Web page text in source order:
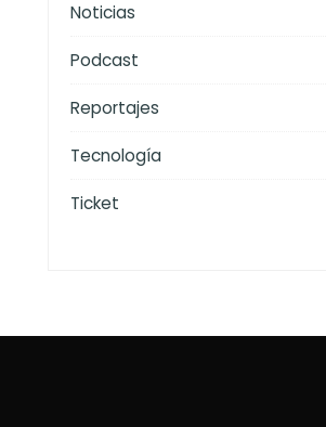
Noticias
Podcast
Reportajes
Tecnología
Ticket